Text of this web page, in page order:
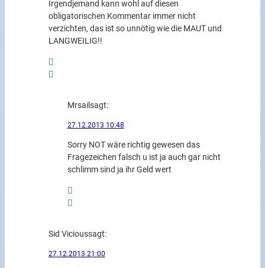
Irgendjemand kann wohl auf diesen
obligatorischen Kommentar immer nicht
verzichten, das ist so unnötig wie die MAUT und
LANGWEILIG!!
Mrsailsagt:
27.12.2013 10:48
Sorry NOT wäre richtig gewesen das
Fragezeichen falsch u ist ja auch gar nicht
schlimm sind ja ihr Geld wert
Sid Vicioussagt:
27.12.2013 21:00